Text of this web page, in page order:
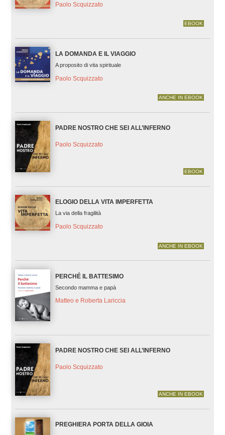
Paolo Scquizzato
EBOOK
LA DOMANDA E IL VIAGGIO
A proposito di vita spirituale
Paolo Scquizzato
ANCHE IN EBOOK
PADRE NOSTRO CHE SEI ALL’INFERNO
Paolo Scquizzato
EBOOK
ELOGIO DELLA VITA IMPERFETTA
La via della fragilità
Paolo Scquizzato
ANCHE IN EBOOK
PERCHÉ IL BATTESIMO
Secondo mamma e papà
Matteo e Roberta Lariccia
PADRE NOSTRO CHE SEI ALL’INFERNO
Paolo Scquizzato
ANCHE IN EBOOK
PREGHIERA PORTA DELLA GIOIA